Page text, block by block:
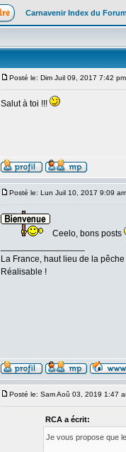
Carnavenir Index du Forum
Posté le: Dim Juil 09, 2017 7:42 pm
Salut à toi !!!
Posté le: Lun Juil 10, 2017 9:09 am
Ceelo, bons posts
La France, haut lieu de la pêche
Réalisable !
Posté le: Sam Aoû 03, 2019 1:47
RCA a écrit:
Je vous propose que